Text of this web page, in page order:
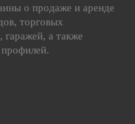
о продаже и аренде
торговых
а также